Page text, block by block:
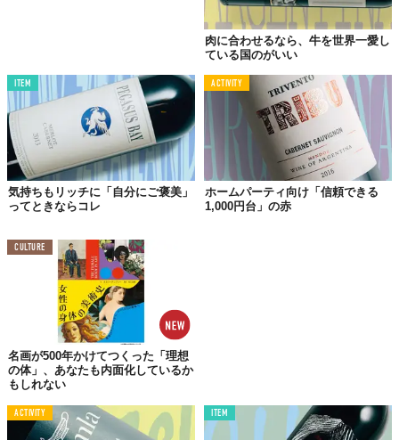
©2018 TABI LABO
「まるき葡萄酒 まるきルージュ」
■産地：日本
■色：赤
■味わい・風味：ライト～ミディアムボディ
■実勢価格：720ml 1,188円～
この世界は、もっと広いはずだ。
肉に合わせるなら、牛を世界一愛し
ている国のがいい
ITEM
気持ちもリッチに「自分にご褒美」
ってときならコレ
ACTIVITY
ホームパーティ向け「信頼できる
1,000円台」の赤
CULTURE
名画が500年かけてつくった「理想
の体」、あなたも内面化しているか
もしれない
ACTIVITY ITEM